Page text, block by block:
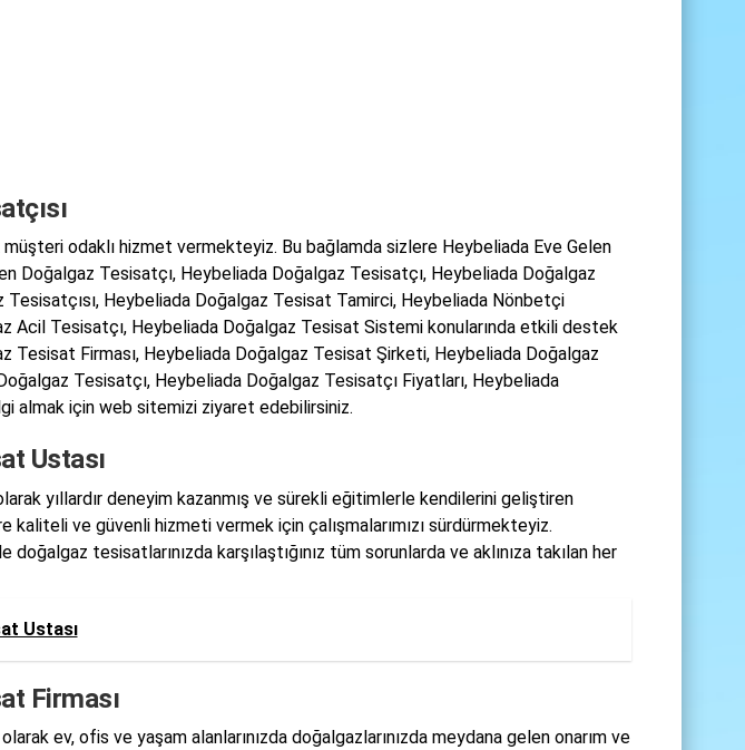
odaklı hizmet vermekteyiz. Bu bağlamda sizlere Heybeliada Eve Gelen
Doğalgaz Tesisatçı, Heybeliada Doğalgaz Tesisatçı, Heybeliada Doğalgaz
Heybeliada Doğalgaz Tesisat Tamirci, Heybeliada Nönbetçi
Acil Tesisatçı, Heybeliada Doğalgaz Tesisat Sistemi konularında etkili destek
Tesisat Firması, Heybeliada Doğalgaz Tesisat Şirketi, Heybeliada Doğalgaz
Tesisatçı, Heybeliada Doğalgaz Tesisatçı Fiyatları, Heybeliada
almak için web sitemizi ziyaret edebilirsiniz.
Ustası
yıllardır deneyim kazanmış ve sürekli eğitimlerle kendilerini geliştiren
kaliteli ve güvenli hizmeti vermek için çalışmalarımızı sürdürmekteyiz.
doğalgaz tesisatlarınızda karşılaştığınız tüm sorunlarda ve aklınıza takılan her
Ustası
Firması
ev, ofis ve yaşam alanlarınızda doğalgazlarınızda meydana gelen onarım ve